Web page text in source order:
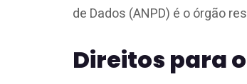
de Dados (ANPD) é o órgão
Direitos para